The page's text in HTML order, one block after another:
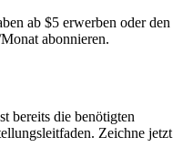
ab $5 erwerben oder den
abonnieren.
bereits die benötigten
Zeichne jetzt